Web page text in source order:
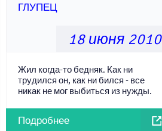
ГЛУПЕЦ
18 июня 2010
Жил когда-то бедняк. Как ни
трудился он, как ни бился - все
никак не мог выбиться из нужды.
Подробнее